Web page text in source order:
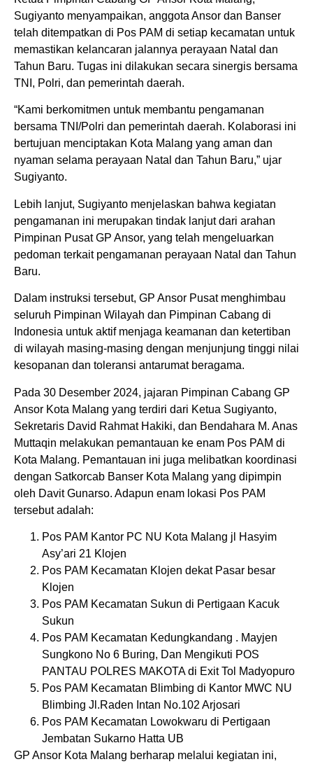
Sugiyanto menyampaikan, anggota Ansor dan Banser
telah ditempatkan di Pos PAM di setiap kecamatan untuk
memastikan kelancaran jalannya perayaan Natal dan
Tahun Baru. Tugas ini dilakukan secara sinergis bersama
TNI, Polri, dan pemerintah daerah.
“Kami berkomitmen untuk membantu pengamanan
bersama TNI/Polri dan pemerintah daerah. Kolaborasi ini
bertujuan menciptakan Kota Malang yang aman dan
nyaman selama perayaan Natal dan Tahun Baru,” ujar
Sugiyanto.
Lebih lanjut, Sugiyanto menjelaskan bahwa kegiatan
pengamanan ini merupakan tindak lanjut dari arahan
Pimpinan Pusat GP Ansor, yang telah mengeluarkan
pedoman terkait pengamanan perayaan Natal dan Tahun
Baru.
Dalam instruksi tersebut, GP Ansor Pusat menghimbau
seluruh Pimpinan Wilayah dan Pimpinan Cabang di
Indonesia untuk aktif menjaga keamanan dan ketertiban
di wilayah masing-masing dengan menjunjung tinggi nilai
kesopanan dan toleransi antarumat beragama.
Pada 30 Desember 2024, jajaran Pimpinan Cabang GP
Ansor Kota Malang yang terdiri dari Ketua Sugiyanto,
Sekretaris David Rahmat Hakiki, dan Bendahara M. Anas
Muttaqin melakukan pemantauan ke enam Pos PAM di
Kota Malang. Pemantauan ini juga melibatkan koordinasi
dengan Satkorcab Banser Kota Malang yang dipimpin
oleh Davit Gunarso. Adapun enam lokasi Pos PAM
tersebut adalah:
Pos PAM Kantor PC NU Kota Malang jl Hasyim
Asy’ari 21 Klojen
Pos PAM Kecamatan Klojen dekat Pasar besar
Klojen
Pos PAM Kecamatan Sukun di Pertigaan Kacuk
Sukun
Pos PAM Kecamatan Kedungkandang . Mayjen
Sungkono No 6 Buring, Dan Mengikuti POS
PANTAU POLRES MAKOTA di Exit Tol Madyopuro
Pos PAM Kecamatan Blimbing di Kantor MWC NU
Blimbing Jl.Raden Intan No.102 Arjosari
Pos PAM Kecamatan Lowokwaru di Pertigaan
Jembatan Sukarno Hatta UB
GP Ansor Kota Malang berharap melalui kegiatan ini,